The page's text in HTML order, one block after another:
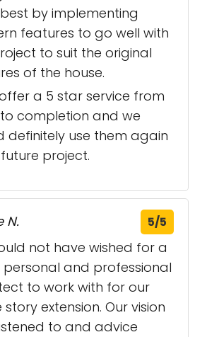
by implementing
features to go well with
to suit the original
of the house.
a 5 star service from
completion and we
definitely use them again
project.
N. 5/5
not have wished for a
personal and professional
to work with for our
story extension. Our vision
to and advice